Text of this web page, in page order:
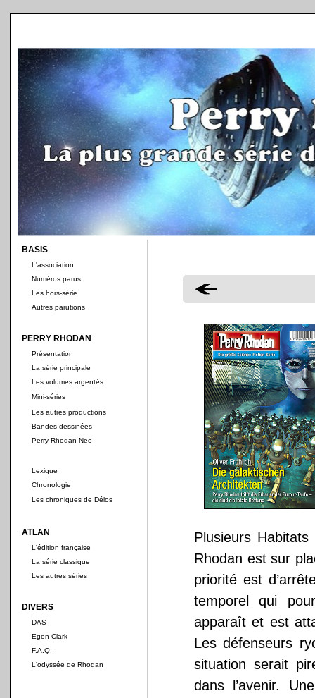
BASIS
L'association
Numéros parus
Les hors-série
Autres parutions
PERRY RHODAN
Présentation
La série principale
Les volumes argentés
Mini-séries
Les autres productions
Bandes dessinées
Perry Rhodan Neo
Lexique
Chronologie
Les chroniques de Délos
ATLAN
L'édition française
La série classique
Les autres séries
DIVERS
DAS
Egon Clark
F.A.Q.
L'odyssée de Rhodan
Plusieurs
Rhodan est sur
priorité est
temporel qui
apparaît et est
Les défenseurs
situation serait
dans l’avenir.